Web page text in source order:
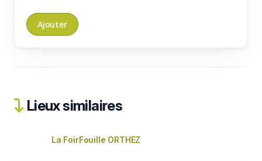
Lieux similaires
La FoirFouille ORTHEZ